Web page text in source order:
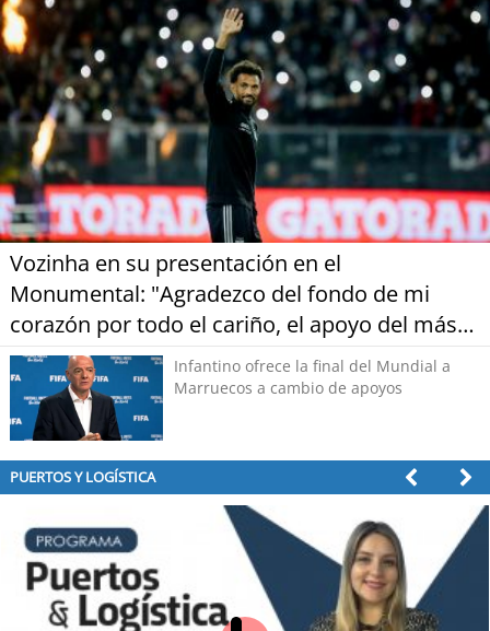
Vozinha en su presentación en el
Monumental: "Agradezco del fondo de mi
corazón por todo el cariño, el apoyo del más
grande de Chile"Infantino ofrece la final del Mundial a
Marruecos a cambio de apoyos
PUERTOS Y LOGÍSTICA